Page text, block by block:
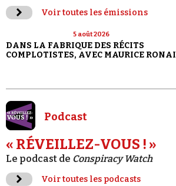
Voir toutes les émissions
5 août 2026
DANS LA FABRIQUE DES RÉCITS
COMPLOTISTES, AVEC MAURICE RONAI
Podcast
« RÉVEILLEZ-VOUS ! »
Le podcast de Conspiracy Watch
Voir toutes les podcasts